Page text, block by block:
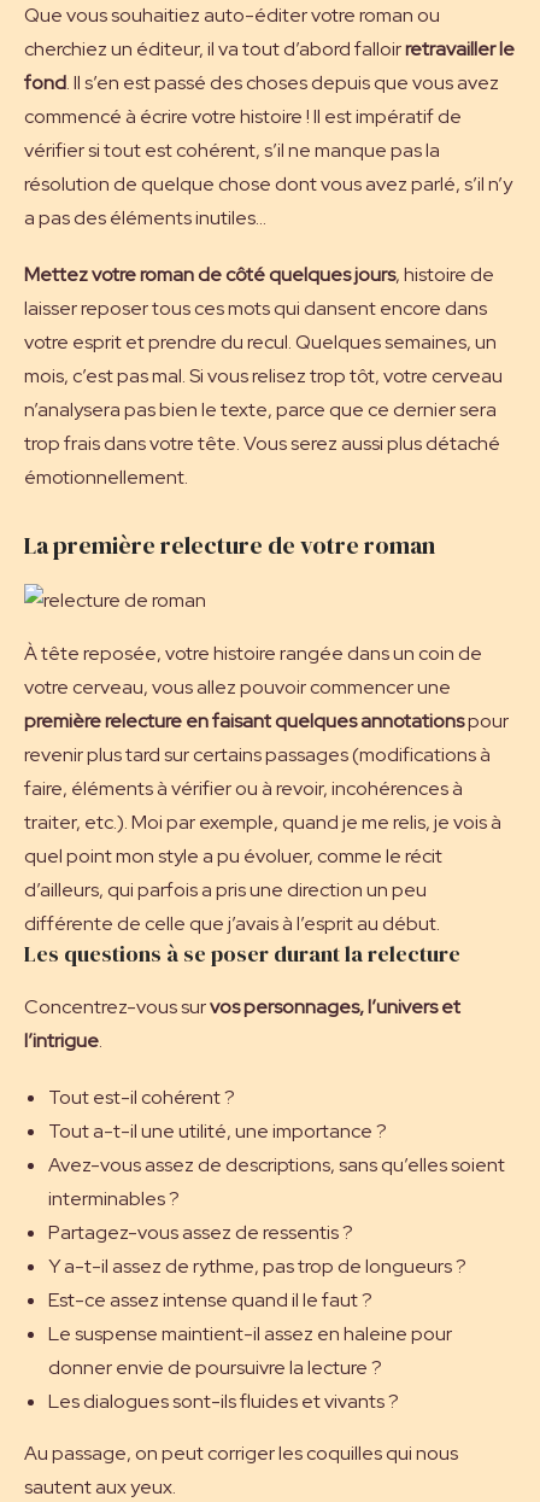
Que vous souhaitiez auto-éditer votre roman ou
cherchiez un éditeur, il va tout d’abord falloirretravailler le
fond. Il s’en est passé des choses depuis que vous avez
commencé à écrire votre histoire ! Il est impératif de
vérifier si tout est cohérent, s’il ne manque pas la
résolution de quelque chose dont vous avez parlé, s’il n’y
a pas des éléments inutiles…
Mettez votre roman de côté quelques jours, histoire de
laisser reposer tous ces mots qui dansent encore dans
votre esprit et prendre du recul. Quelques semaines, un
mois, c’est pas mal. Si vous relisez trop tôt, votre cerveau
n’analysera pas bien le texte, parce que ce dernier sera
trop frais dans votre tête. Vous serez aussi plus détaché
émotionnellement.
La première relecture de votre roman
À tête reposée, votre histoire rangée dans un coin de
votre cerveau, vous allez pouvoir commencer une
première relecture en faisant quelques annotationspour
revenir plus tard sur certains passages (modifications à
faire, éléments à vérifier ou à revoir, incohérences à
traiter, etc.). Moi par exemple, quand je me relis, je vois à
quel point mon style a pu évoluer, comme le récit
d’ailleurs, qui parfois a pris une direction un peu
différente de celle que j’avais à l’esprit au début.
Les questions à se poser durant la relecture
Concentrez-vous survos personnages, l’univers et
l’intrigue.
Tout est-il cohérent ?
Tout a-t-il une utilité, une importance ?
Avez-vous assez de descriptions, sans qu’elles soient
interminables ?
Partagez-vous assez de ressentis ?
Y a-t-il assez de rythme, pas trop de longueurs ?
Est-ce assez intense quand il le faut ?
Le suspense maintient-il assez en haleine pour
donner envie de poursuivre la lecture ?
Les dialogues sont-ils fluides et vivants ?
Au passage, on peut corriger les coquilles qui nous
sautent aux yeux.